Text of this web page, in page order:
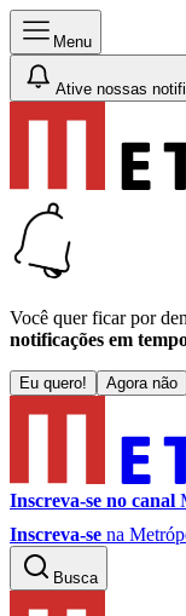
Menu
Ative nossas
Você quer ficar por
notificações em
Eu quero! Agora não
Inscreva-se no canal
Inscreva-se na
Busca